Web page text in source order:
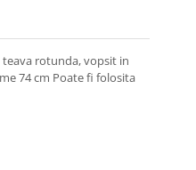
teava rotunda, vopsit in
74 cm Poate fi folosita